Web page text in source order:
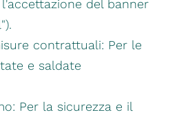
del banner
contrattuali: Per le
e saldate
Per la sicurezza e il